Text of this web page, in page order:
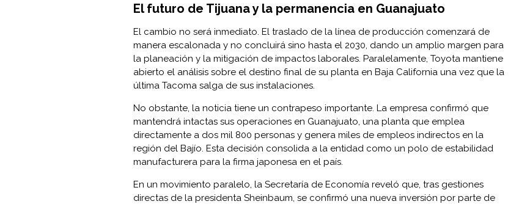
El futuro de Tijuana y la permanencia en Guanajuato
El cambio no será inmediato. El traslado de la línea de producción comenzará de
manera escalonada y no concluirá sino hasta el 2030, dando un amplio margen para
la planeación y la mitigación de impactos laborales. Paralelamente, Toyota mantiene
abierto el análisis sobre el destino final de su planta en Baja California una vez que la
última Tacoma salga de sus instalaciones.
No obstante, la noticia tiene un contrapeso importante. La empresa confirmó que
mantendrá intactas sus operaciones en Guanajuato, una planta que emplea
directamente a dos mil 800 personas y genera miles de empleos indirectos en la
región del Bajío. Esta decisión consolida a la entidad como un polo de estabilidad
manufacturera para la firma japonesa en el país.
En un movimiento paralelo, la Secretaría de Economía reveló que, tras gestiones
directas de la presidenta Sheinbaum, se confirmó una nueva inversión por parte de